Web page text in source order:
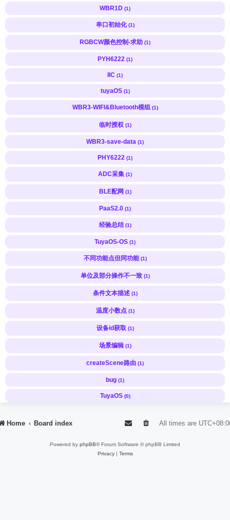
WBR1D (1)
串口初始化 (1)
RGBCW颜色控制-求助 (1)
PYH6222 (1)
IIC (1)
tuyaOS (1)
WBR3-WIFI&Bluetooth模组 (1)
临时授权 (1)
WBR3-save-data (1)
PHY6222 (1)
ADC采集 (1)
BLE配网 (1)
PaaS2.0 (1)
经验总结 (1)
TuyaOS-OS (1)
不同功能点但同功能 (1)
单位及部分操作不一致 (1)
条件文本描述 (1)
温度小数点 (1)
设备id获取 (1)
场景编辑 (1)
createScene路由 (1)
bug (1)
TuyaOS (0)
Home Board index All times are
Powered by phpBB® Forum Software © phpBB Limited
Privacy| Terms